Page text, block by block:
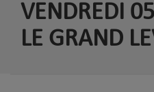
VENDREDI
LE GRAND